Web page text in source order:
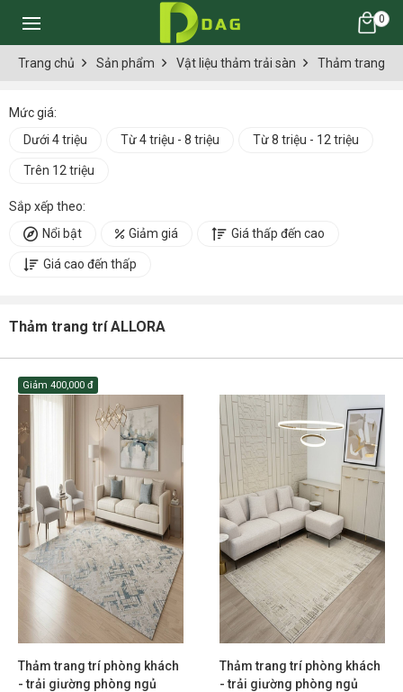
0
Trang chủ Sản phẩm Vật liệu thảm trải sàn Thảm trang trí
Mức giá:
Dưới 4 triệu
Từ 4 triệu - 8 triệu Từ 8 triệu - 12 triệu
Trên 12 triệu
Sắp xếp theo:
Nổi bật
Giảm giá Giá thấp đến cao
Giá cao đến thấp
Thảm trang trí ALLORA
Thảm trang trí phòng khách
- trải giường phòng ngủ
Giảm 400,000 đ
Thảm trang trí phòng khách
- trải giường phòng ngủ